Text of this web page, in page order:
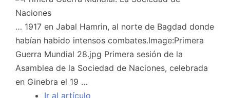
… 1917 en Jabal Hamrin, al norte de Bagdad donde
habían habido intensos combates.Image:Primera
Guerra Mundial 28.jpg Primera sesión de la
Asamblea de la Sociedad de Naciones, celebrada
en Ginebra el 19 …
Ir al artículo